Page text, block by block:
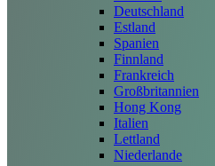
Deutschland
Estland
Spanien
Finnland
Frankreich
Großbritannien
Hong Kong
Italien
Lettland
Niederlande